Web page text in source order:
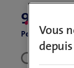
Pendant 12
Vous